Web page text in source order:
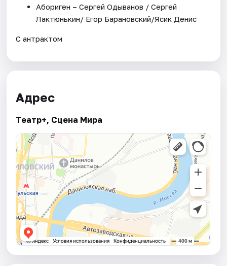
Абориген – Сергей Одыванов / Сергей
Лактюнькин/ Егор Барановский/Ясик Денис
С антрактом
Адрес
Театр+, Сцена Мира